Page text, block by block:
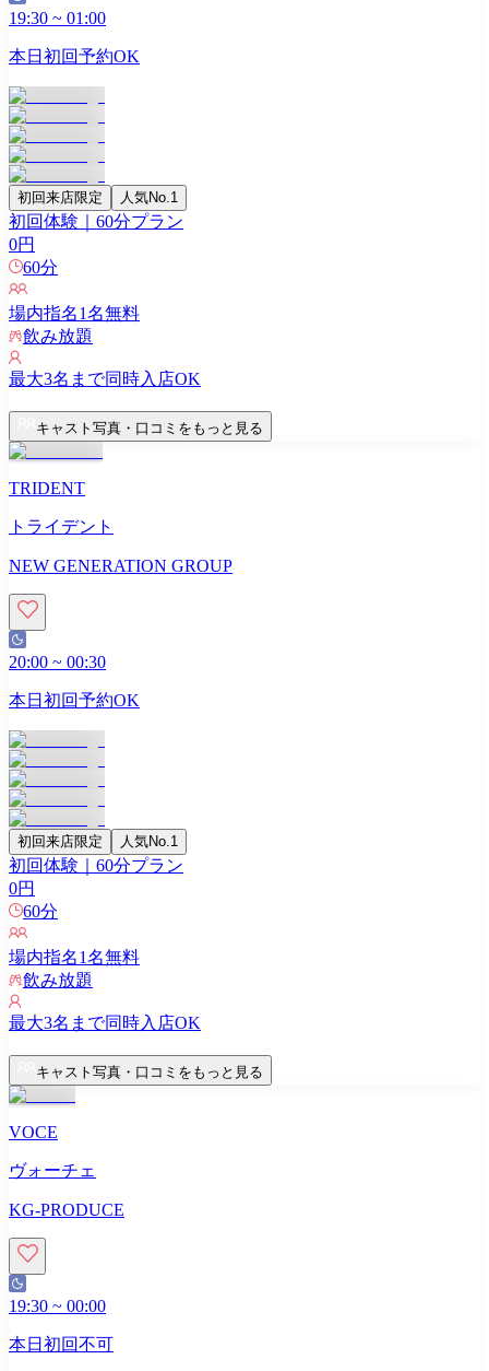
19:30 ~ 01:00
本日初回予約OK
初回来店限定 人気No.1
初回体験｜60分プラン
0円
60分
場内指名1名無料
飲み放題
最大3名まで同時入店OK
キャスト写真・口コミをもっと見る
TRIDENT
トライデント
NEW GENERATION GROUP
20:00 ~ 00:30
本日初回予約OK
初回来店限定 人気No.1
初回体験｜60分プラン
0円
60分
場内指名1名無料
飲み放題
最大3名まで同時入店OK
キャスト写真・口コミをもっと見る
VOCE
ヴォーチェ
KG-PRODUCE
19:30 ~ 00:00
本日初回不可